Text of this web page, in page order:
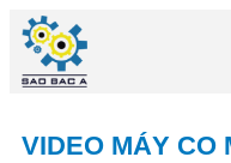
VIDEO MÁY CO